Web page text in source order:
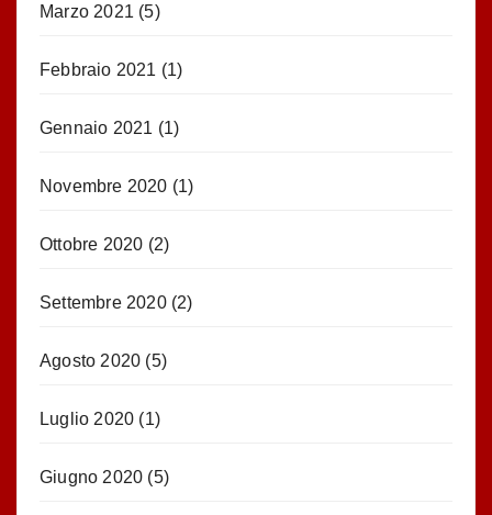
Marzo 2021 (5)
Febbraio 2021 (1)
Gennaio 2021 (1)
Novembre 2020 (1)
Ottobre 2020 (2)
Settembre 2020(2)
Agosto 2020 (5)
Luglio 2020 (1)
Giugno 2020 (5)